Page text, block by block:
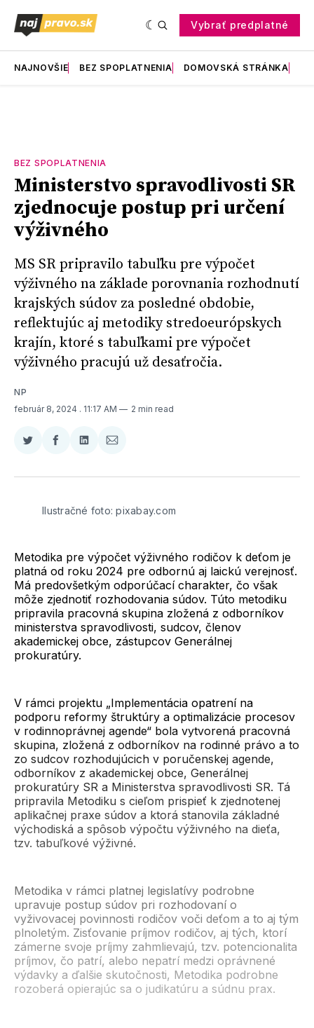
Vybrať predplatné
NAJNOVŠIE BEZ SPOPLATNENIA DOMOVSKÁ STRÁNKA
BEZ SPOPLATNENIA
Ministerstvo spravodlivosti SR
zjednocuje postup pri určení
výživného
MS SR pripravilo tabuľku pre výpočet
výživného na základe porovnania rozhodnutí
krajských súdov za posledné obdobie,
reflektujúc aj metodiky stredoeurópskych
krajín, ktoré s tabuľkami pre výpočet
výživného pracujú už desaťročia.
NP
február 8, 2024 . 11:17 AM 2 min read
Zdieľať
Twitter
Zdieľať
Facebooku
Zdieľať
LinkedIne
Zdieľať
E-
Ilustračné foto: pixabay.com
Metodika pre výpočet výživného rodičov k deťom je
platná od roku 2024 pre odbornú aj laickú verejnosť.
Má predovšetkým odporúčací charakter, čo však
môže zjednotiť rozhodovania súdov. Túto metodiku
pripravila pracovná skupina zložená z odborníkov
ministerstva spravodlivosti, sudcov, členov
akademickej obce, zástupcov Generálnej
prokuratúry.
V rámci projektu „Implementácia opatrení na
podporu reformy štruktúry a optimalizácie procesov
v rodinnoprávnej agende“ bola vytvorená pracovná
skupina, zložená z odborníkov na rodinné právo a to
zo sudcov rozhodujúcich v poručenskej agende,
odborníkov z akademickej obce, Generálnej
prokuratúry SR a Ministerstva spravodlivosti SR. Tá
pripravila Metodiku s cieľom prispieť k zjednotenej
aplikačnej praxe súdov a ktorá stanovila základné
východiská a spôsob výpočtu výživného na dieťa,
tzv. tabuľkové výživné.
Metodika v rámci platnej legislatívy podrobne
upravuje postup súdov pri rozhodovaní o
vyživovacej povinnosti rodičov voči deťom a to aj tým
plnoletým. Zisťovanie príjmov rodičov, aj tých, ktorí
zámerne svoje príjmy zahmlievajú, tzv. potencionalita
príjmov, čo patrí, alebo nepatrí medzi oprávnené
výdavky a ďalšie skutočnosti, Metodika podrobne
rozoberá opierajúc sa o judikatúru a súdnu prax.